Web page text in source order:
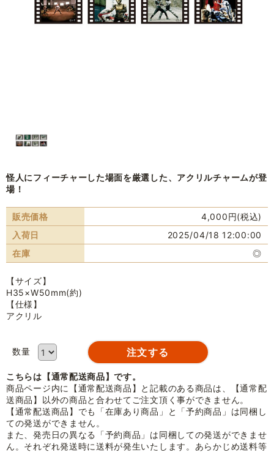
怪人にフィーチャーした場面を厳選した、アクリルチャームが登
場！
販売価格
4,000円(税込)
入荷日
2025/04/18 12:00:00
在庫
◎
【サイズ】
H35×W50mm(約)
【仕様】
アクリル
数量
こちらは【通常配送商品】です。
商品ページ内に【通常配送商品】と記載のある商品は、【通常配
送商品】以外の商品と合わせてご注文頂く事ができません。
【通常配送商品】でも「在庫あり商品」と「予約商品」は同梱し
ての発送ができません。
また、発売日の異なる「予約商品」は同梱しての発送ができませ
ん。それぞれ発送時に送料が発生いたします。あらかじめ送料等